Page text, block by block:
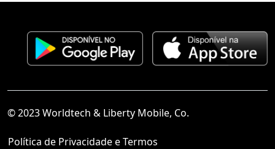
© 2023 Worldtech & Liberty Mobile, Co.
Política de Privacidade e Termos